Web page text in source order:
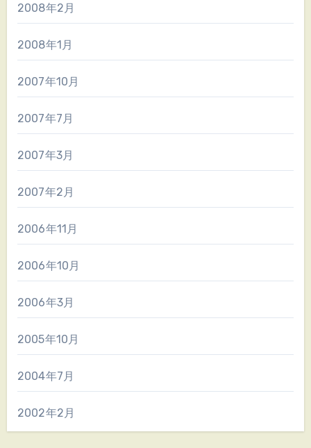
2008年2月
2008年1月
2007年10月
2007年7月
2007年3月
2007年2月
2006年11月
2006年10月
2006年3月
2005年10月
2004年7月
2002年2月